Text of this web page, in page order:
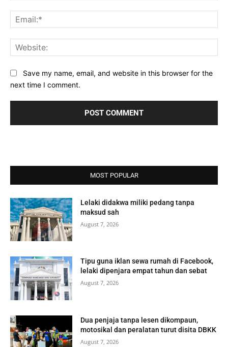
Save my name, email, and website in this browser for the
next time I comment.
MOST POPULAR
Lelaki didakwa miliki pedang tanpa
maksud sah
August 7, 2026
Tipu guna iklan sewa rumah di Facebook,
lelaki dipenjara empat tahun dan sebat
August 7, 2026
Dua penjaja tanpa lesen dikompaun,
motosikal dan peralatan turut disita DBKK
August 7, 2026